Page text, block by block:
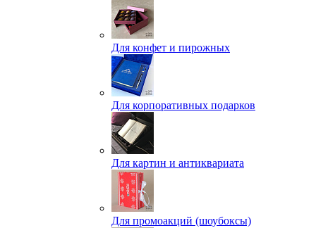
Для конфет и пирожных
Для корпоративных подарков
Для картин и антиквариата
Для промоакций (шоубоксы)